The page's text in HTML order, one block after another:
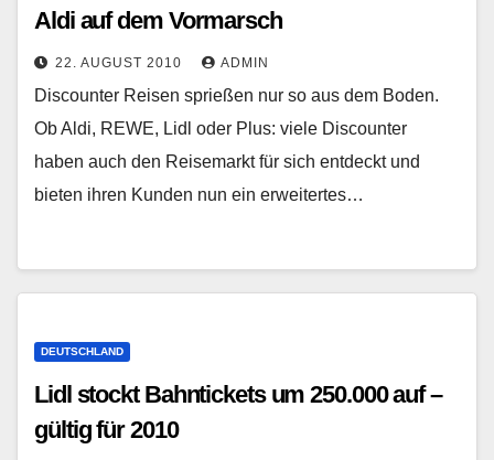
Aldi auf dem Vormarsch
22. AUGUST 2010 ADMIN
Discounter Reisen sprießen nur so aus dem Boden.
Ob Aldi, REWE, Lidl oder Plus: viele Discounter
haben auch den Reisemarkt für sich entdeckt und
bieten ihren Kunden nun ein erweitertes…
DEUTSCHLAND
Lidl stockt Bahntickets um 250.000 auf –
gültig für 2010